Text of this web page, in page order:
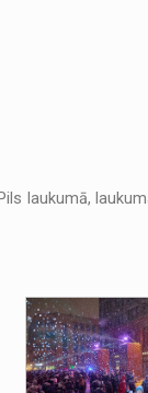
laukumā,